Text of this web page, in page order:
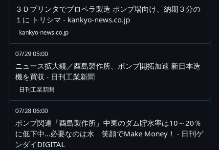
３Ｄプリンタでプロペラ製造 ポンプ場向け、納期３分の
１に トリシマ - kankyo-news.co.jp
kankyo-news.co.jp
07/29 05:00
ニュース拡大鏡／酉島製作所、ポンプ開拓加速 新日本造
機を買収 - 日刊工業新聞
日刊工業新聞
07/28 06:00
ポンプ関連「酉島製作所」中東のダム貯水率は10～20％
に低下中…必要なのは水｜笑顔でMake Money！ - 日刊ゲ
ンダイDIGITAL